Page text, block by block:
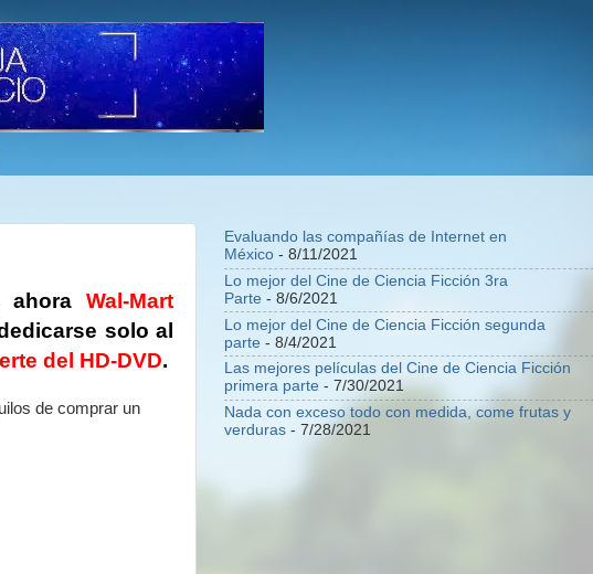
ahora Wal-Mart
solo al
del HD-DVD.
de comprar un
Evaluando las compañías de Internet en
México - 8/11/2021
Lo mejor del Cine de Ciencia Ficción 3ra
Parte - 8/6/2021
Lo mejor del Cine de Ciencia Ficción segunda
parte - 8/4/2021
Las mejores películas del Cine de Ciencia Ficción
primera parte - 7/30/2021
Nada con exceso todo con medida, come frutas y
verduras - 7/28/2021